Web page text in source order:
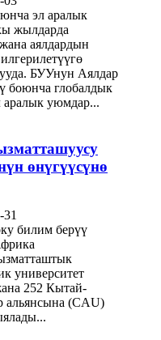
эл аралык
жылдарда
аялдардын
БУУнун Аялдар
боюнча глобалдык
аралык уюмдар...
өнүгүүсүнө
билим берүү
университет
252 Кытай-
альянсына (CAU)